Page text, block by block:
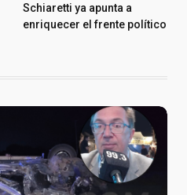
Schiaretti ya apunta a
enriquecer el frente político